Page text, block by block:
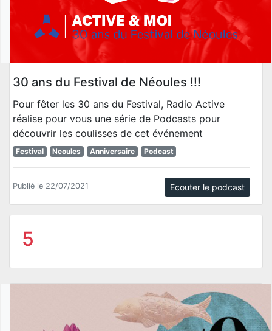
30 ans du Festival de Néoules !!!
Pour fêter les 30 ans du Festival, Radio Active
réalise pour vous une série de Podcasts pour
découvrir les coulisses de cet événement
Festival Neoules Anniversaire Podcast
Publié le 22/07/2021 Ecouter le podcast
5